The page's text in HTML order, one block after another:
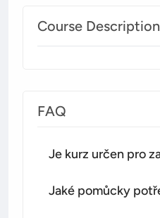
Course Description
FAQ
Je kurz určen pro
Jaké pomůcky